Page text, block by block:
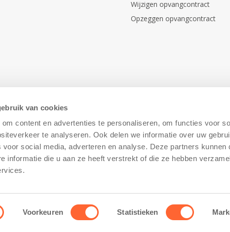
van cookies
content en advertenties te personaliseren, om functies voor
te analyseren. Ook delen we informatie over uw
social media, adverteren en analyse. Deze partners kunnen
informatie die u aan ze heeft verstrekt of die ze hebben
Voorkeuren Statistieken
Wijzigen opvangcontract
Opzeggen opvangcontract
–Disclaimer– Cookiebeleid